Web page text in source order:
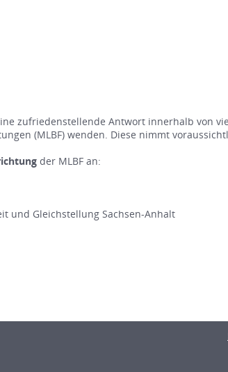
zufriedenstellende Antwort innerhalb von
(MLBF) wenden. Diese nimmt
der MLBF an:
und Gleichstellung Sachsen-Anhalt